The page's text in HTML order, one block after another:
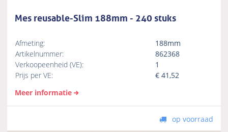
Mes reusable-Slim 188mm - 240 stuks
Afmeting:
188mm
Artikelnummer:
862368
Verkoopeenheid (VE):
1
Prijs per VE:
€41,52
Meer informatie
op voorraad